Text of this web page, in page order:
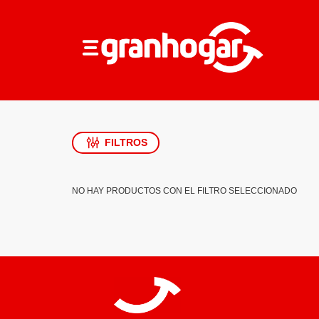
FILTROS
NO HAY PRODUCTOS CON EL FILTRO SELECCIONADO